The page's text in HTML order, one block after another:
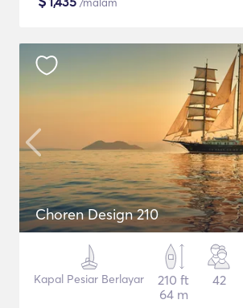
Choren Design 210
Kapal Pesiar Berlayar
210 ft
64 m
42